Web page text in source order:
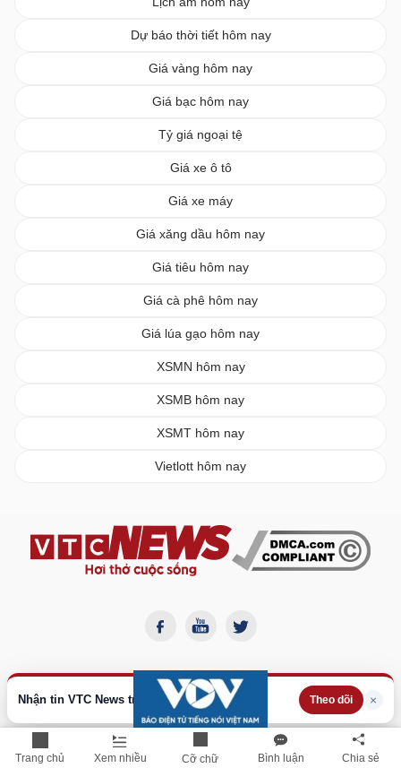
Trang chủ Xem nhiều Cỡ chữ Bình luận Chia sẻ
Nhận tin VTC News trên Google Theo dõi ×
Dự báo thời tiết hôm nay
Giá vàng hôm nay
Giá bạc hôm nay
Tỷ giá ngoại tệ
Giá xe ô tô
Giá xe máy
Giá xăng dầu hôm nay
Giá tiêu hôm nay
Giá cà phê hôm nay
Giá lúa gạo hôm nay
XSMN hôm nay
XSMB hôm nay
XSMT hôm nay
Vietlott hôm nay
BÁO ĐIỆN TỬ VTC NEWS